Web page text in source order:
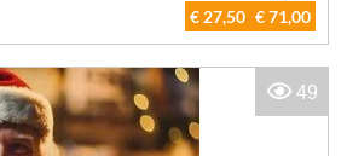
€ 27,50 € 71,00
49